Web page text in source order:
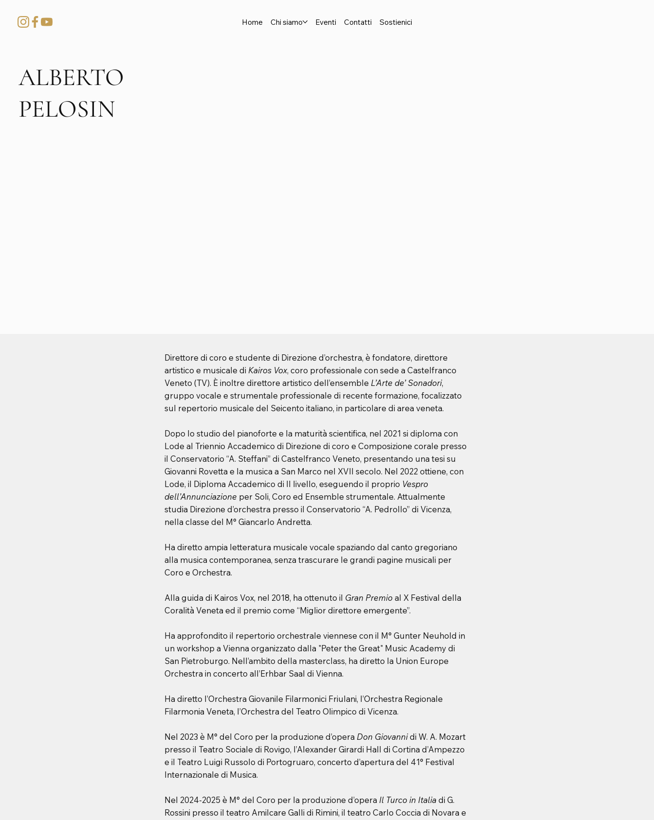
Home Chi siamo Eventi Contatti Sostienici
ALBERTO
PELOSIN
Direttore di coro e studente di Direzione d’orchestra, è fondatore, direttore
artistico e musicale di Kairos Vox, coro professionale con sede a Castelfranco
Veneto (TV). È inoltre direttore artistico dell’ensemble L’Arte de’ Sonadori,
gruppo vocale e strumentale professionale di recente formazione, focalizzato
sul repertorio musicale del Seicento italiano, in particolare di area veneta.
Dopo lo studio del pianoforte e la maturità scientifica, nel 2021 si diploma con
Lode al Triennio Accademico di Direzione di coro e Composizione corale presso
il Conservatorio “A. Steffani” di Castelfranco Veneto, presentando una tesi su
Giovanni Rovetta e la musica a San Marco nel XVII secolo. Nel 2022 ottiene, con
Lode, il Diploma Accademico di II livello, eseguendo il proprio Vespro
dell’Annunciazione per Soli, Coro ed Ensemble strumentale. Attualmente
studia Direzione d’orchestra presso il Conservatorio “A. Pedrollo” di Vicenza,
nella classe del M° Giancarlo Andretta.
Ha diretto ampia letteratura musicale vocale spaziando dal canto gregoriano
alla musica contemporanea, senza trascurare le grandi pagine musicali per
Coro e Orchestra.
Alla guida di Kairos Vox, nel 2018, ha ottenuto il Gran Premio al X Festival della
Coralità Veneta ed il premio come “Miglior direttore emergente”.
Ha approfondito il repertorio orchestrale viennese con il M° Gunter Neuhold in
un workshop a Vienna organizzato dalla "Peter the Great" Music Academy di
San Pietroburgo. Nell’ambito della masterclass, ha diretto la Union Europe
Orchestra in concerto all’Erhbar Saal di Vienna.
Ha diretto l’Orchestra Giovanile Filarmonici Friulani, l’Orchestra Regionale
Filarmonia Veneta, l’Orchestra del Teatro Olimpico di Vicenza.
Nel 2023 è M° del Coro per la produzione d’opera Don Giovannidi W. A. Mozart
presso il Teatro Sociale di Rovigo, l’Alexander Girardi Hall di Cortina d’Ampezzo
e il Teatro Luigi Russolo di Portogruaro, concerto d’apertura del 41° Festival
Internazionale di Musica.
Nel 2024-2025 è M° del Coro per la produzione d’opera Il Turco in Italia di G.
Rossini presso il teatro Amilcare Galli di Rimini, il teatro Carlo Coccia di Novara e